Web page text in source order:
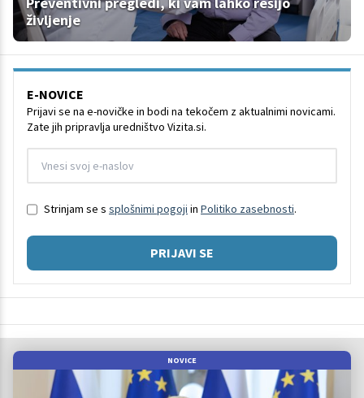
življenje
E-NOVICE
Prijavi se na e-novičke in bodi na tekočem z aktualnimi novicami.
Zate jih pripravlja uredništvo Vizita.si.
Strinjam se s splošnimi pogoji in Politiko zasebnosti.
PRIJAVI SE
NOVICE